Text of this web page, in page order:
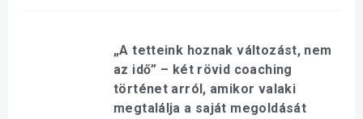
„A tetteink hoznak változást, nem
az idő” – két rövid coaching
történet arról, amikor valaki
megtalálja a saját megoldását